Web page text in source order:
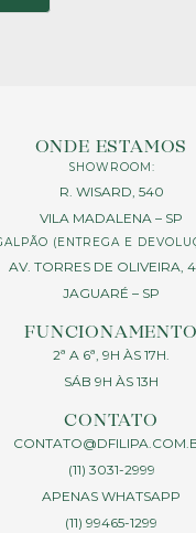
ONDE ESTAMOS
SHOWROOM:
R. WISARD, 540
VILA MADALENA – SP
(ENTREGA E
AV. TORRES DE OLIVEIRA,
JAGUARÉ – SP
FUNCIONAMENTO
2ª A 6ª, 9H ÀS 17H.
SÁB 9H ÀS 13H
CONTATO
(11) 3031-2999
APENAS WHATSAPP
(11) 99465-1299